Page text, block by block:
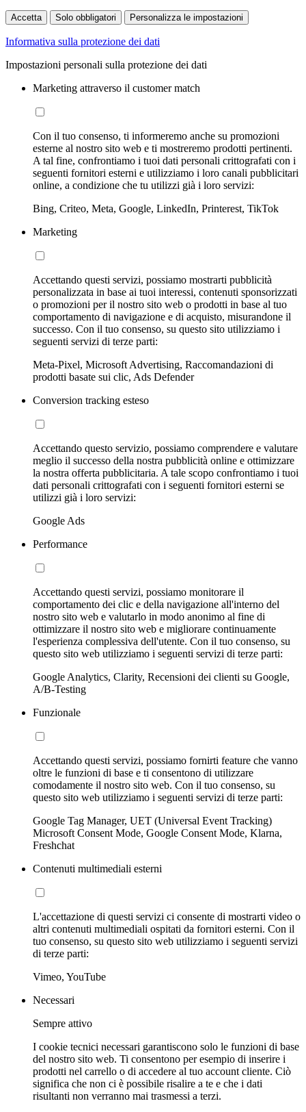
Accetta Solo obbligatori Personalizza le impostazioni
Informativa sulla protezione dei dati
Impostazioni personali sulla protezione dei dati
Marketing attraverso il customer match
Con il tuo consenso, ti informeremo anche su promozioni
esterne al nostro sito web e ti mostreremo prodotti pertinenti.
A tal fine, confrontiamo i tuoi dati personali crittografati con i
seguenti fornitori esterni e utilizziamo i loro canali pubblicitari
online, a condizione che tu utilizzi già i loro servizi:
Bing, Criteo, Meta, Google, LinkedIn, Printerest, TikTok
Marketing
Accettando questi servizi, possiamo mostrarti pubblicità
personalizzata in base ai tuoi interessi, contenuti sponsorizzati
o promozioni per il nostro sito web o prodotti in base al tuo
comportamento di navigazione e di acquisto, misurandone il
successo. Con il tuo consenso, su questo sito utilizziamo i
seguenti servizi di terze parti:
Meta-Pixel, Microsoft Advertising, Raccomandazioni di
prodotti basate sui clic, Ads Defender
Conversion tracking esteso
Accettando questo servizio, possiamo comprendere e valutare
meglio il successo della nostra pubblicità online e ottimizzare
la nostra offerta pubblicitaria. A tale scopo confrontiamo i tuoi
dati personali crittografati con i seguenti fornitori esterni se
utilizzi già i loro servizi:
Google Ads
Performance
Accettando questi servizi, possiamo monitorare il
comportamento dei clic e della navigazione all'interno del
nostro sito web e valutarlo in modo anonimo al fine di
ottimizzare il nostro sito web e migliorare continuamente
l'esperienza complessiva dell'utente. Con il tuo consenso, su
questo sito web utilizziamo i seguenti servizi di terze parti:
Google Analytics, Clarity, Recensioni dei clienti su Google,
A/B-Testing
Funzionale
Accettando questi servizi, possiamo fornirti feature che vanno
oltre le funzioni di base e ti consentono di utilizzare
comodamente il nostro sito web. Con il tuo consenso, su
questo sito web utilizziamo i seguenti servizi di terze parti:
Google Tag Manager, UET (Universal Event Tracking)
Microsoft Consent Mode, Google Consent Mode, Klarna,
Freshchat
Contenuti multimediali esterni
L'accettazione di questi servizi ci consente di mostrarti video o
altri contenuti multimediali ospitati da fornitori esterni. Con il
tuo consenso, su questo sito web utilizziamo i seguenti servizi
di terze parti:
Vimeo, YouTube
Necessari
Sempre attivo
I cookie tecnici necessari garantiscono solo le funzioni di base
del nostro sito web. Ti consentono per esempio di inserire i
prodotti nel carrello o di accedere al tuo account cliente. Ciò
significa che non ci è possibile risalire a te e che i dati
risultanti non verranno mai trasmessi a terzi.